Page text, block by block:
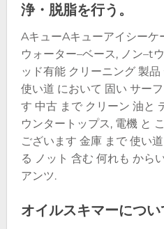
浄・脱脂を行う。
AキューAキューアイシーケ
ウォーター–ベース,ノン–t
ッド有能クリーニング製品
使い道 において 固い サー
す 中古までクリーン 油と
ウンター トップス,電機と
ございます 金庫まで使い道
る ノット 含む 何れも から
アンツ.
オイルスキマーについ